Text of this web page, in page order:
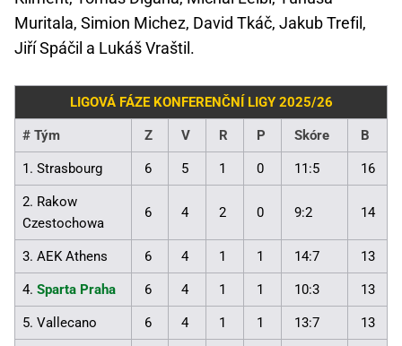
Muritala, Simion Michez, David Tkáč, Jakub Trefil,
Jiří Spáčil a Lukáš Vraštil.
LIGOVÁ FÁZE KONFERENČNÍ LIGY 2025/26
# Tým Z V R P Skóre B
1. Strasbourg 6 5 1 0 11:5 16
2. Rakow
Czestochowa
6 4 2 0 9:2 14
3. AEK Athens 6 4 1 1 14:7 13
4. Sparta Praha 6 4 1 1 10:3 13
5. Vallecano 6 4 1 1 13:7 13